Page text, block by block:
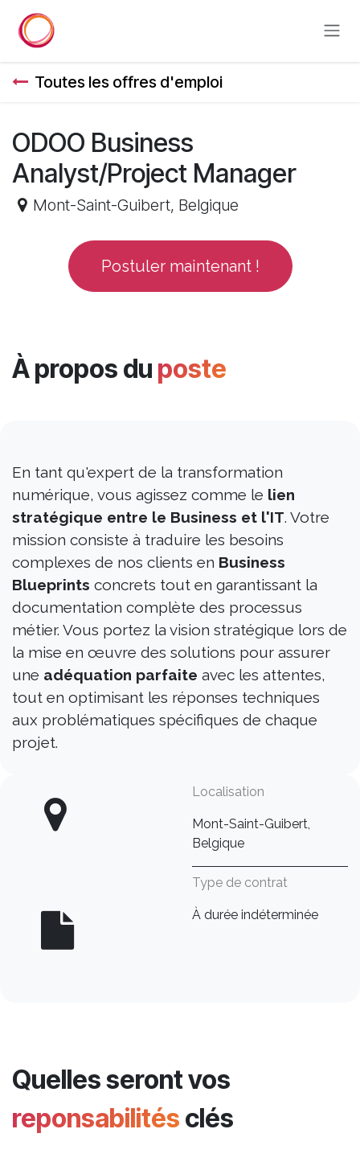
Toutes les offres d'emploi
ODOO Business
Analyst/Project Manager
Mont-Saint-Guibert, Belgique
Postuler maintenant !
À propos du poste
Localisation
Mont-Saint-Guibert,
Belgique
Type de contrat
À durée indéterminée
En tant qu'expert de la transformation
numérique, vous agissez comme le lien
stratégique entre le Business et l'IT. Votre
mission consiste à traduire les besoins
complexes de nos clients en Business
Blueprints concrets tout en garantissant la
documentation complète des processus
métier. Vous portez la vision stratégique lors de
la mise en œuvre des solutions pour assurer
une adéquation parfaite avec les attentes,
tout en optimisant les réponses techniques
aux problématiques spécifiques de chaque
projet.
Quelles seront vos
reponsabilités clés